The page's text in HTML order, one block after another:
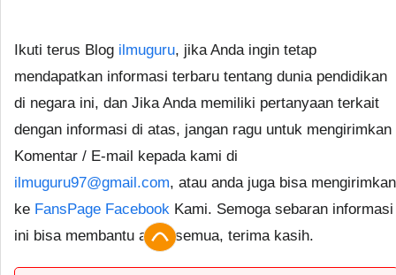
Ikuti terus Blog ilmuguru, jika Anda ingin tetap
mendapatkan informasi terbaru tentang dunia pendidikan
di negara ini, dan Jika Anda memiliki pertanyaan terkait
dengan informasi di atas, jangan ragu untuk mengirimkan
Komentar / E-mail kepada kami di
ilmuguru97@gmail.com, atau anda juga bisa mengirimkan
ke FansPage Facebook Kami. Semoga sebaran informasi
ini bisa membantu anda semua, terima kasih.